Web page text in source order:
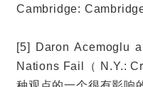
Cambridge:
[5] Daron Acemoglu
Nations Fail（ N.Y.: